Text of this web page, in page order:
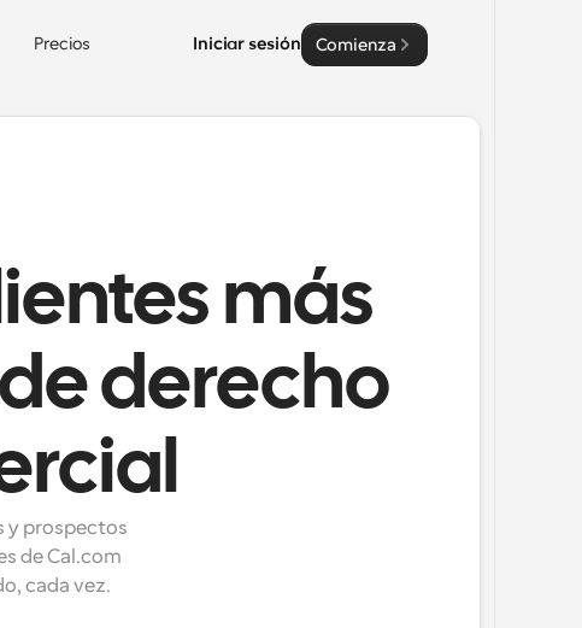
Precios Iniciar sesión Comienza
más
derecho
y prospectos
de Cal.com
cada vez.